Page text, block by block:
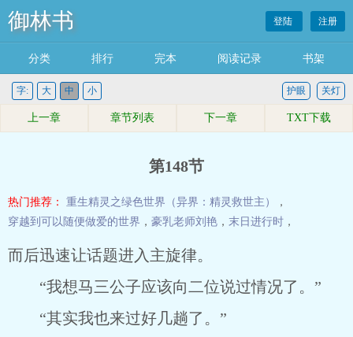
御林书 登陆 注册
分类 排行 完本 阅读记录 书架
字: 大 中 小 关灯
护眼
上一章 章节列表 下一章 TXT下载
第148节
热门推荐： 重生精灵之绿色世界（异界：精灵救世主）
，
穿越到可以随便做爱的世界 ， 豪乳老师刘艳 ， 末日进行时 ，
而后迅速让话题进入主旋律。
“我想马三公子应该向二位说过情况了。”
“其实我也来过好几趟了。”